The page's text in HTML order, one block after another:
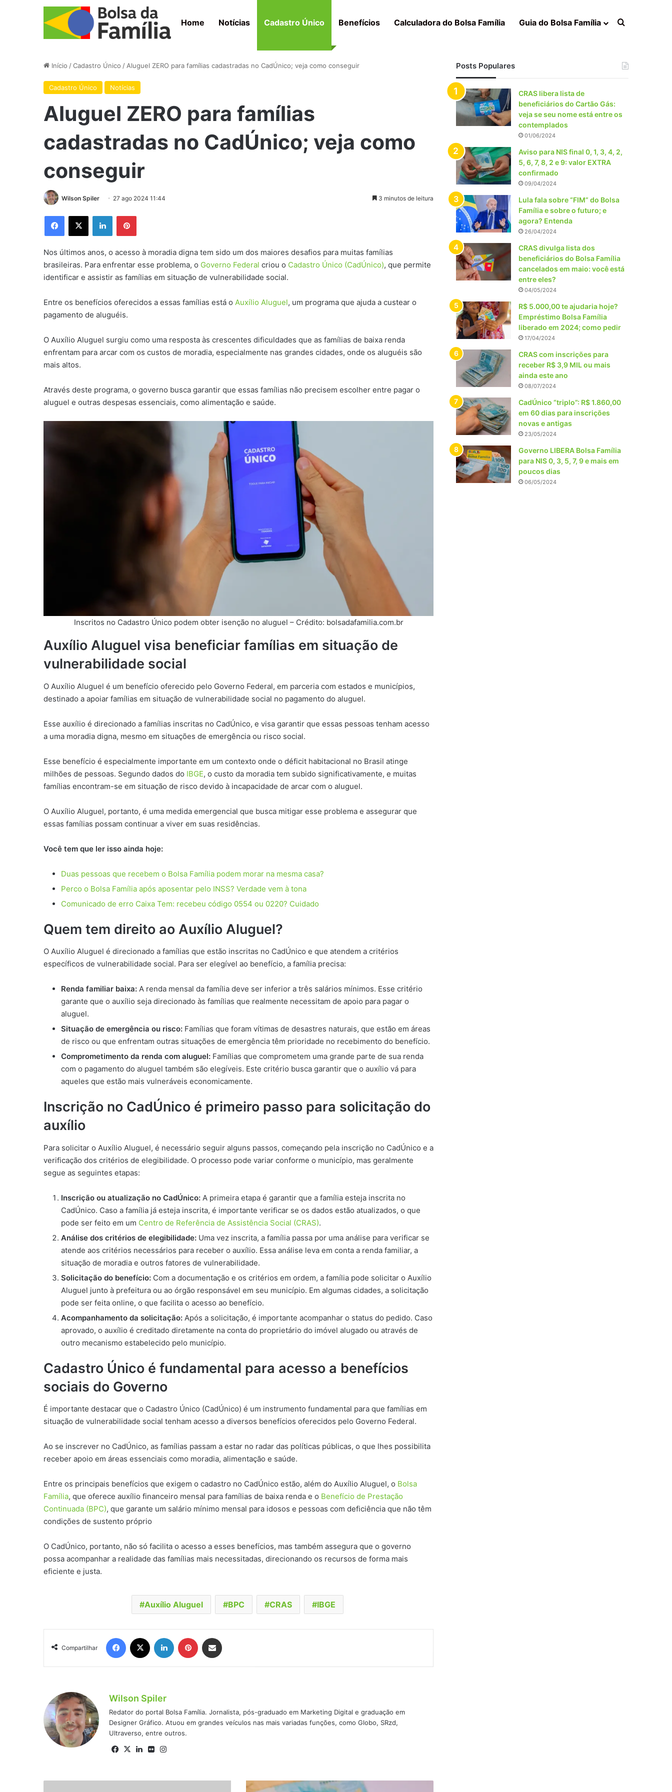
Home Notícias Cadastro Único Benefícios Calculadora do Bolsa Família Guia do Bolsa Família Procurar por
Início /Cadastro Único / Aluguel ZERO para famílias cadastradas no CadÚnico; veja como conseguir
Cadastro Único Notícias
Aluguel ZERO para famílias
cadastradas no CadÚnico; veja como
conseguir
Wilson Spiler 27 ago 2024 11:44 3 minutos de leitura
Facebook
X LinkedinPinterest
Nos últimos anos, o acesso à moradia digna tem sido um dos maiores desafios para muitas famílias
brasileiras. Para enfrentar esse problema, o Governo Federal criou o Cadastro Único (CadÚnico), que permite
identificar e assistir as famílias em situação de vulnerabilidade social.
Entre os benefícios oferecidos a essas famílias está o Auxílio Aluguel, um programa que ajuda a custear o
pagamento de aluguéis.
O Auxílio Aluguel surgiu como uma resposta às crescentes dificuldades que as famílias de baixa renda
enfrentam para arcar com os custos de moradia, especialmente nas grandes cidades, onde os aluguéis são
mais altos.
Através deste programa, o governo busca garantir que essas famílias não precisem escolher entre pagar o
aluguel e outras despesas essenciais, como alimentação e saúde.
Inscritos no Cadastro Único podem obter isenção no aluguel – Crédito: bolsadafamilia.com.br
Auxílio Aluguel visa beneficiar famílias em situação de
vulnerabilidade social
O Auxílio Aluguel é um benefício oferecido pelo Governo Federal, em parceria com estados e municípios,
destinado a apoiar famílias em situação de vulnerabilidade social no pagamento do aluguel.
Esse auxílio é direcionado a famílias inscritas no CadÚnico, e visa garantir que essas pessoas tenham acesso
a uma moradia digna, mesmo em situações de emergência ou risco social.
Esse benefício é especialmente importante em um contexto onde o déficit habitacional no Brasil atinge
milhões de pessoas. Segundo dados do IBGE, o custo da moradia tem subido significativamente, e muitas
famílias encontram-se em situação de risco devido à incapacidade de arcar com o aluguel.
O Auxílio Aluguel, portanto, é uma medida emergencial que busca mitigar esse problema e assegurar que
essas famílias possam continuar a viver em suas residências.
Você tem que ler isso ainda hoje:
Duas pessoas que recebem o Bolsa Família podem morar na mesma casa?
Perco o Bolsa Família após aposentar pelo INSS? Verdade vem à tona
Comunicado de erro Caixa Tem: recebeu código 0554 ou 0220? Cuidado
Quem tem direito ao Auxílio Aluguel?
O Auxílio Aluguel é direcionado a famílias que estão inscritas no CadÚnico e que atendem a critérios
específicos de vulnerabilidade social. Para ser elegível ao benefício, a família precisa:
Renda familiar baixa: A renda mensal da família deve ser inferior a três salários mínimos. Esse critério
garante que o auxílio seja direcionado às famílias que realmente necessitam de apoio para pagar o
aluguel.
Situação de emergência ou risco: Famílias que foram vítimas de desastres naturais, que estão em áreas
de risco ou que enfrentam outras situações de emergência têm prioridade no recebimento do benefício.
Comprometimento da renda com aluguel: Famílias que comprometem uma grande parte de sua renda
com o pagamento do aluguel também são elegíveis. Este critério busca garantir que o auxílio vá para
aqueles que estão mais vulneráveis economicamente.
Inscrição no CadÚnico é primeiro passo para solicitação do
auxílio
Para solicitar o Auxílio Aluguel, é necessário seguir alguns passos, começando pela inscrição no CadÚnico e a
verificação dos critérios de elegibilidade. O processo pode variar conforme o município, mas geralmente
segue as seguintes etapas:
Inscrição ou atualização no CadÚnico: A primeira etapa é garantir que a família esteja inscrita no
CadÚnico. Caso a família já esteja inscrita, é importante verificar se os dados estão atualizados, o que
pode ser feito em um Centro de Referência de Assistência Social (CRAS).
Análise dos critérios de elegibilidade: Uma vez inscrita, a família passa por uma análise para verificar se
atende aos critérios necessários para receber o auxílio. Essa análise leva em conta a renda familiar, a
situação de moradia e outros fatores de vulnerabilidade.
Solicitação do benefício: Com a documentação e os critérios em ordem, a família pode solicitar o Auxílio
Aluguel junto à prefeitura ou ao órgão responsável em seu município. Em algumas cidades, a solicitação
pode ser feita online, o que facilita o acesso ao benefício.
Acompanhamento da solicitação: Após a solicitação, é importante acompanhar o status do pedido. Caso
aprovado, o auxílio é creditado diretamente na conta do proprietário do imóvel alugado ou através de
outro mecanismo estabelecido pelo município.
Cadastro Único é fundamental para acesso a benefícios
sociais do Governo
É importante destacar que o Cadastro Único (CadÚnico) é um instrumento fundamental para que famílias em
situação de vulnerabilidade social tenham acesso a diversos benefícios oferecidos pelo Governo Federal.
Ao se inscrever no CadÚnico, as famílias passam a estar no radar das políticas públicas, o que lhes possibilita
receber apoio em áreas essenciais como moradia, alimentação e saúde.
Entre os principais benefícios que exigem o cadastro no CadÚnico estão, além do Auxílio Aluguel, o Bolsa
Família, que oferece auxílio financeiro mensal para famílias de baixa renda e o Benefício de Prestação
Continuada (BPC), que garante um salário mínimo mensal para idosos e pessoas com deficiência que não têm
condições de sustento próprio
O CadÚnico, portanto, não só facilita o acesso a esses benefícios, mas também assegura que o governo
possa acompanhar a realidade das famílias mais necessitadas, direcionando os recursos de forma mais
eficiente e justa.
Auxílio Aluguel BPC CRAS IBGE
Compartilhar
Facebook Linkedin Pinterest
Wilson Spiler
Redator do portal Bolsa Família. Jornalista, pós-graduado em Marketing Digital e graduação em
Designer Gráfico. Atuou em grandes veículos nas mais variadas funções, como Globo, SRzd,
Ultraverso, entre outros.
Facebook
X Linkedin
Flickr
Sim,
Posts Populares
CRAS libera lista de
beneficiários do Cartão Gás:
veja se seu nome está entre os
contemplados
01/06/2024
Aviso para NIS final 0, 1, 3, 4, 2,
5, 6, 7, 8, 2 e 9: valor EXTRA
confirmado
09/04/2024
Lula fala sobre “FIM” do Bolsa
Família e sobre o futuro; e
agora? Entenda
26/04/2024
CRAS divulga lista dos
beneficiários do Bolsa Família
cancelados em maio: você está
entre eles?
04/05/2024
R$ 5.000,00 te ajudaria hoje?
Empréstimo Bolsa Família
liberado em 2024; como pedir
17/04/2024
CRAS com inscrições para
receber R$ 3,9 MIL ou mais
ainda este ano
08/07/2024
CadÚnico “triplo”: R$ 1.860,00
em 60 dias para inscrições
novas e antigas
23/05/2024
Governo LIBERA Bolsa Família
para NIS 0, 3, 5, 7, 9 e mais em
poucos dias
06/05/2024